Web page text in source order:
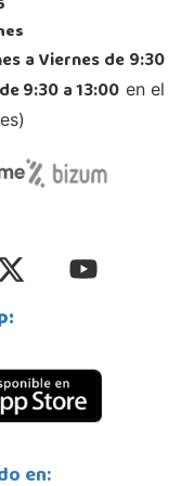
Torrecilla
a Viernes de 9:30
9:30 a 13:00 en el
en: